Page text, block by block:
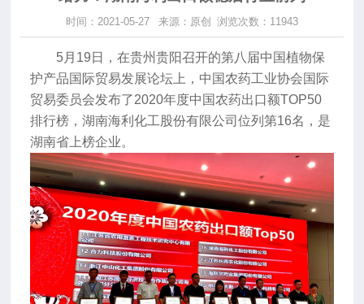
时间：2021-05-27 来源：原创 浏览次数：11943
5月19日，在贵州贵阳召开的第八届中国植物保
护产品国际贸易发展论坛上，中国农药工业协会国际
贸易委员会发布了2020年度中国农药出口额TOP50
排行榜，湖南海利化工股份有限公司位列第16名，是
湖南省 上榜企业。